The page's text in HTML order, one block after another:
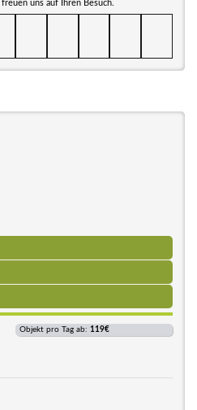
uns auf Ihren Besuch.
Objekt pro Tag ab: 119€